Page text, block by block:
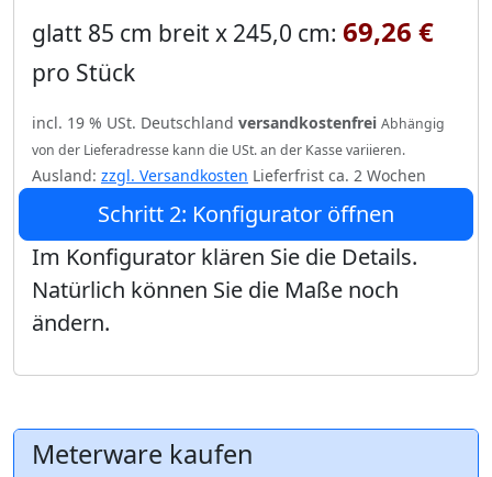
glatt 85 cm breit x 245,0 cm: 69,26 €
pro Stück
incl. 19 % USt. Deutschland versandkostenfrei Abhängig
von der Lieferadresse kann die USt. an der Kasse variieren.
Ausland: zzgl. Versandkosten Lieferfrist ca. 2 Wochen
Schritt 2: Konfigurator öffnen
Im Konfigurator klären Sie die Details.
Natürlich können Sie die Maße noch
ändern.
Meterware kaufen